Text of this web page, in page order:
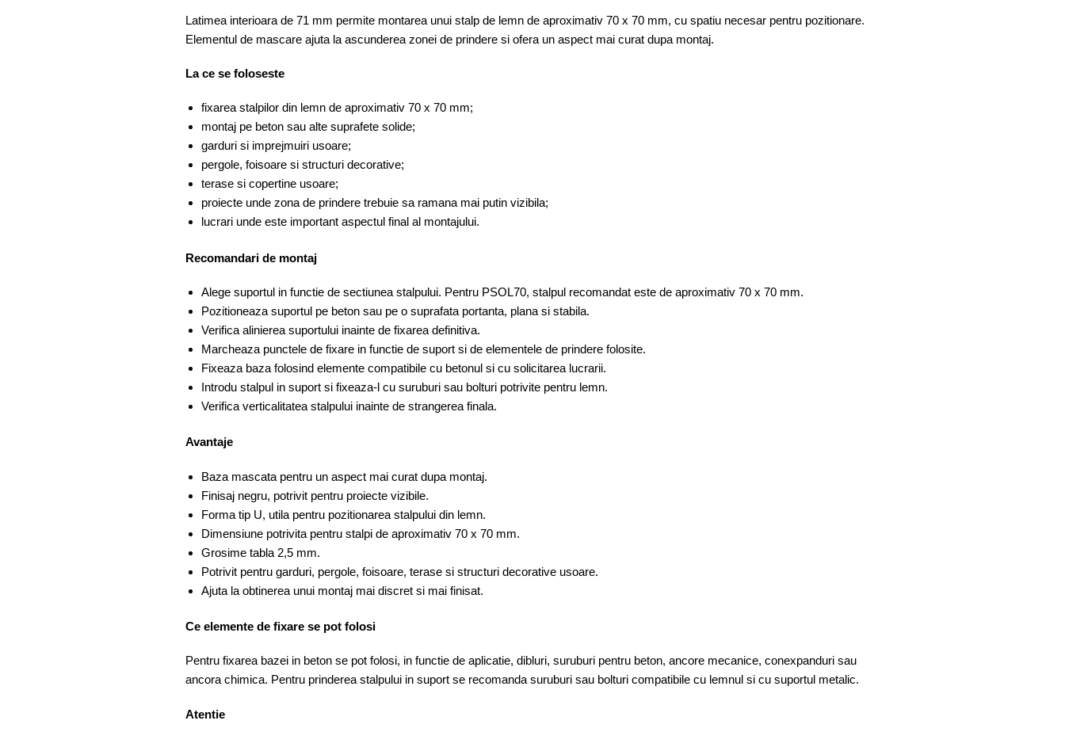
Latimea interioara de 71 mm permite montarea unui stalp de lemn de aproximativ 70 x 70 mm, cu spatiu necesar pentru pozitionare.
Elementul de mascare ajuta la ascunderea zonei de prindere si ofera un aspect mai curat dupa montaj.
La ce se foloseste
fixarea stalpilor din lemn de aproximativ 70 x 70 mm;
montaj pe beton sau alte suprafete solide;
garduri si imprejmuiri usoare;
pergole, foisoare si structuri decorative;
terase si copertine usoare;
proiecte unde zona de prindere trebuie sa ramana mai putin vizibila;
lucrari unde este important aspectul final al montajului.
Recomandari de montaj
Alege suportul in functie de sectiunea stalpului. Pentru PSOL70, stalpul recomandat este de aproximativ 70 x 70 mm.
Pozitioneaza suportul pe beton sau pe o suprafata portanta, plana si stabila.
Verifica alinierea suportului inainte de fixarea definitiva.
Marcheaza punctele de fixare in functie de suport si de elementele de prindere folosite.
Fixeaza baza folosind elemente compatibile cu betonul si cu solicitarea lucrarii.
Introdu stalpul in suport si fixeaza-l cu suruburi sau bolturi potrivite pentru lemn.
Verifica verticalitatea stalpului inainte de strangerea finala.
Avantaje
Baza mascata pentru un aspect mai curat dupa montaj.
Finisaj negru, potrivit pentru proiecte vizibile.
Forma tip U, utila pentru pozitionarea stalpului din lemn.
Dimensiune potrivita pentru stalpi de aproximativ 70 x 70 mm.
Grosime tabla 2,5 mm.
Potrivit pentru garduri, pergole, foisoare, terase si structuri decorative usoare.
Ajuta la obtinerea unui montaj mai discret si mai finisat.
Ce elemente de fixare se pot folosi
Pentru fixarea bazei in beton se pot folosi, in functie de aplicatie, dibluri, suruburi pentru beton, ancore mecanice, conexpanduri sau
ancora chimica. Pentru prinderea stalpului in suport se recomanda suruburi sau bolturi compatibile cu lemnul si cu suportul metalic.
Atentie